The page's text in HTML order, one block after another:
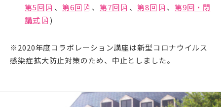
第5回
、第6回 、第7回 、第8回 、第9回・閉
講式
)
※2020年度コラボレーション講座は新型コロナウイルス
感染症拡大防止対策のため、中止としました。